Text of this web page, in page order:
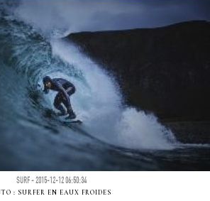
SURF - 2015-12-12 06:50:34
: SURFER EN EAUX FROIDES